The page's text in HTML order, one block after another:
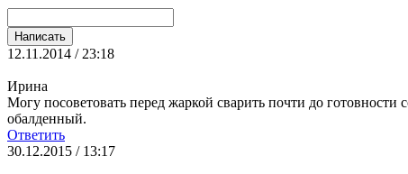
12.11.2014 / 23:18
Ирина
Могу посоветовать перед жаркой сварить почти до
обалденный.
Ответить
30.12.2015 / 13:17